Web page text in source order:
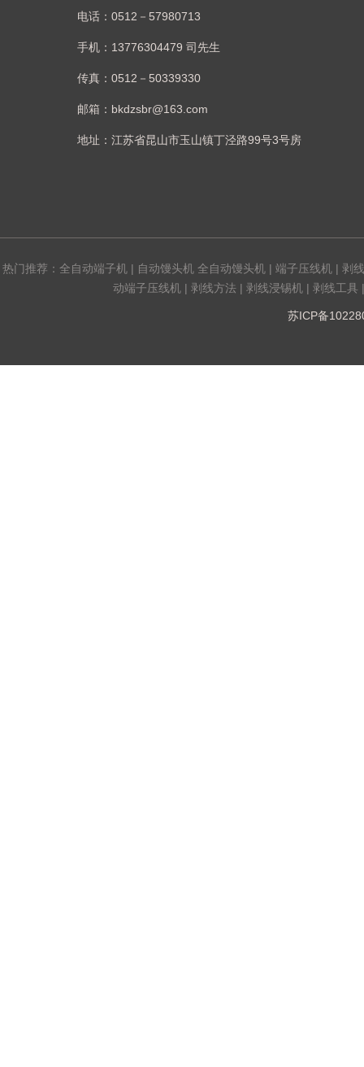
电话：0512－57980713
手机：13776304479 司先生
传真：0512－50339330
邮箱：bkdzsbr@163.com
地址：江苏省昆山市玉山镇丁泾路99号3号房
热门推荐： 全自动端子机 | 自动馒头机 全自动馒头机 | 端子压线机 | 剥
动端子压线机 | 剥线方法 | 剥线浸锡机 | 剥线工具 |
苏ICP备